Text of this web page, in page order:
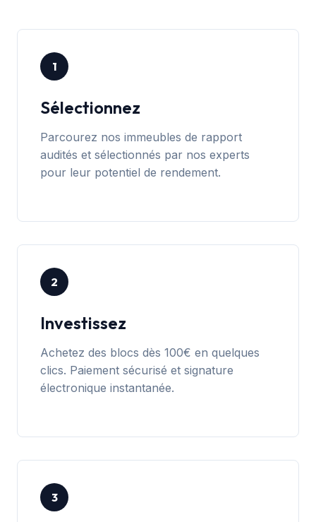
1
Sélectionnez
Parcourez nos immeubles de rapport
audités et sélectionnés par nos experts
pour leur potentiel de rendement.
2
Investissez
Achetez des blocs dès 100€ en quelques
clics. Paiement sécurisé et signature
électronique instantanée.
3